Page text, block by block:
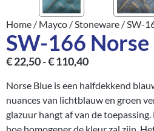
Home / Mayco /Stoneware / SW-
SW-166 Norse
€22,50-€110,40
Norse Blue is een halfdekkend
nuances van lichtblauw en groen
glazuur hangt af van de